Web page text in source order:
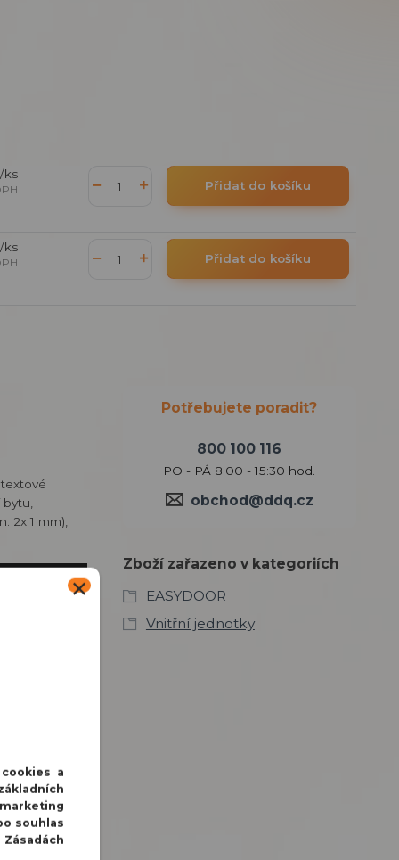
/ks
Přidat do košíku
/ks
Přidat do košíku
2x 1 mm),
Potřebujete poradit?
800 100 116
PO - PÁ 8:00 - 15:30 hod.
obchod@ddq.cz
Zboží zařazeno v kategoriích
EASYDOOR
Vnitřní jednotky
a
souhlas